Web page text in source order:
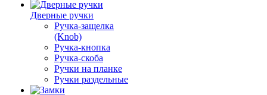
Дверные ручки
Ручка-защелка
(Knob)
Ручка-кнопка
Ручка-скоба
Ручки на планке
Ручки раздельные